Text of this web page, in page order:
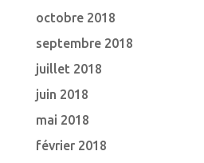
octobre 2018
septembre 2018
juillet 2018
juin 2018
mai 2018
février 2018